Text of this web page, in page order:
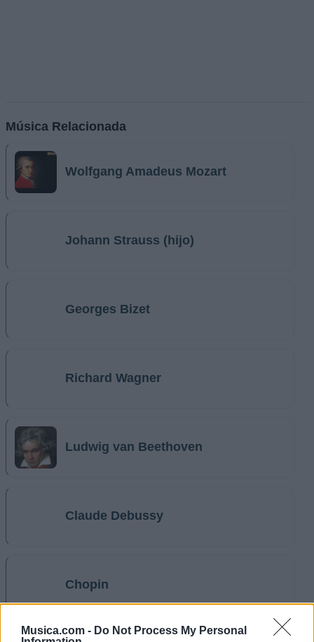
Musica.com - Do Not Process My Personal
Música Relacionada
Wolfgang Amadeus Mozart
Johann Strauss (hijo)
Georges Bizet
Richard Wagner
Ludwig van Beethoven
Claude Debussy
Chopin